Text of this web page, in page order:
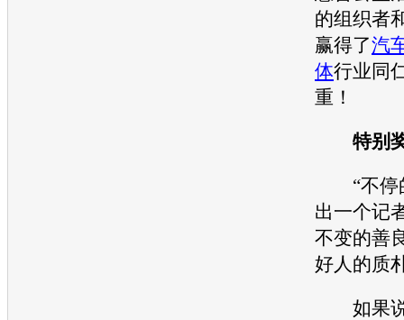
的组织者
赢得了汽
体行业同
重！
特别
“不停
出一个记
不变的善
好人的质
如果说